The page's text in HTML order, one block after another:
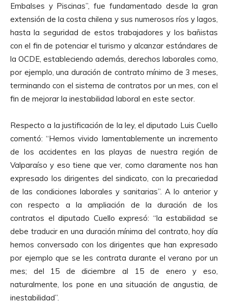
Embalses y Piscinas”, fue fundamentado desde la gran
extensión de la costa chilena y sus numerosos ríos y lagos,
hasta la seguridad de estos trabajadores y los bañistas
con el fin de potenciar el turismo y alcanzar estándares de
la OCDE, estableciendo además, derechos laborales como,
por ejemplo, una duración de contrato mínimo de 3 meses,
terminando con el sistema de contratos por un mes, con el
fin de mejorar la inestabilidad laboral en este sector.
Respecto a la justificación de la ley, el diputado Luis Cuello
comentó: “Hemos vivido lamentablemente un incremento
de los accidentes en las playas de nuestra región de
Valparaíso y eso tiene que ver, como claramente nos han
expresado los dirigentes del sindicato, con la precariedad
de las condiciones laborales y sanitarias”. A lo anterior y
con respecto a la ampliación de la duración de los
contratos el diputado Cuello expresó: “la estabilidad se
debe traducir en una duración mínima del contrato, hoy día
hemos conversado con los dirigentes que han expresado
por ejemplo que se les contrata durante el verano por un
mes; del 15 de diciembre al 15 de enero y eso,
naturalmente, los pone en una situación de angustia, de
inestabilidad”.